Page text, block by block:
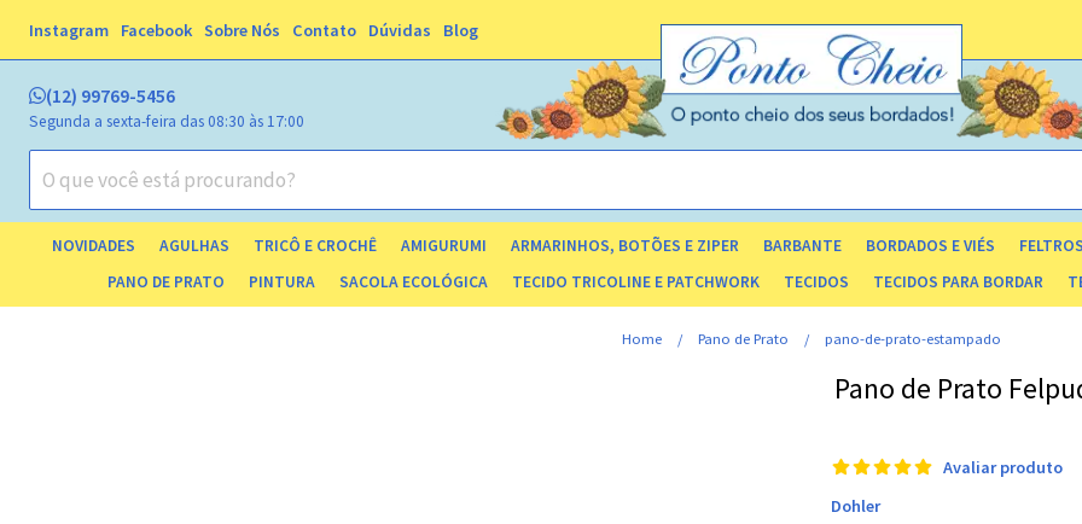
Instagram Facebook Sobre Nós Contato Dúvidas Blog
(12) 99769-5456
Segunda a sexta-feira das 08:30 às 17:00
NOVIDADES AGULHAS TRICÔ E CROCHÊ AMIGURUMI ARMARINHOS, BOTÕES E ZIPER BARBANTE BORDADOS E VIÉS
PANO DE PRATO
PINTURA SACOLA ECOLÓGICA TECIDO TRICOLINE E PATCHWORK TECIDOS TECIDOS PARA BORDAR
Home Pano de Prato pano-de-prato-estampado
Pano de Prato
Avaliar produto
Dohler